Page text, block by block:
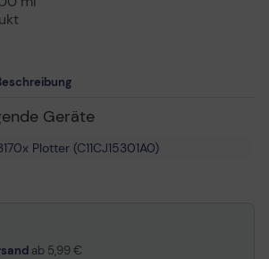
Geräte
Plotter (C11CJ15301A0)
ab 5,99 €